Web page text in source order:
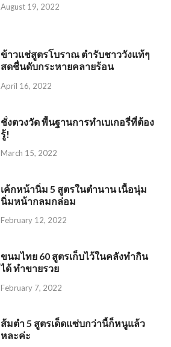
August 19, 2022
ข้าวแช่สูตรโบราณ ตำรับชาววังแท้ๆ
สดชื่นดับกระหายคลายร้อน
April 16, 2022
ชั่งตวงวัด พื้นฐานการทำเบเกอรี่ที่ต้อง
รู้!
March 15, 2022
เค้กหน้านิ่ม 5 สูตรในตำนาน เนื้อนุ่ม
นิ่มหน้ากลมกล่อม
February 12, 2022
ขนมไทย 60 สูตรเก็บไว้ในคลังทำกิน
ได้ ทำขายรวย
February 7, 2022
ส้มตำ 5 สูตรเด็ดแซ่บกว่านี้ก็หนูแล้ว
หละค่ะ